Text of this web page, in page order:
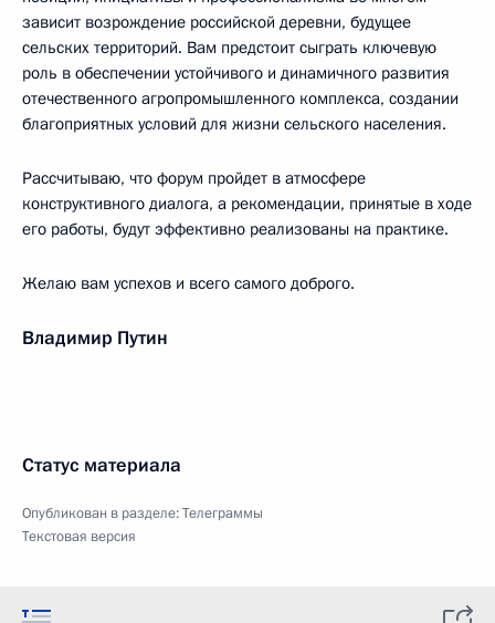
зависит возрождение российской деревни, будущее
сельских территорий. Вам предстоит сыграть ключевую
роль в обеспечении устойчивого и динамичного развития
отечественного агропромышленного комплекса, создании
благоприятных условий для жизни сельского населения.
Рассчитываю, что форум пройдет в атмосфере
конструктивного диалога, а рекомендации, принятые в ходе
его работы, будут эффективно реализованы на практике.
Желаю вам успехов и всего самого доброго.
Владимир Путин
Статус материала
Опубликован в разделе:Телеграммы
Текстовая версия